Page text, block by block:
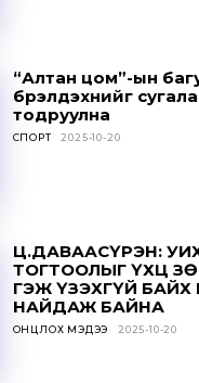
to stay in the loop.
“Алтан цом”-ын
бүрэлдэхүүнийг
тодруулна
СПОРТ 2025-10-20
Ц.ДАВААСҮРЭН:
ТОГТООЛЫГ ҮХЦ
ГЭЖ ҮЗЭХГҮЙ БАЙХ
НАЙДАЖ БАЙНА
ОНЦЛОХ МЭДЭЭ 2025-10-20